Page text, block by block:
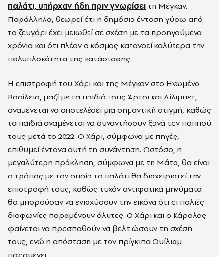
παλάτι, υπήρχαν ήδη πριν γνωρίσει τη Μέγκαν.
Παράλληλα, θεωρεί ότι η δημόσια ένταση γύρω από
το ζευγάρι έχει μειωθεί σε σχέση με τα προηγούμενα
χρόνια και ότι πλέον ο κόσμος κατανοεί καλύτερα την
πολυπλοκότητα της κατάστασης.
Η επιστροφή του Χάρι και της Μέγκαν στο Ηνωμένο
Βασίλειο, μαζί με τα παιδιά τους Άρτσι και Λίλιμπετ,
αναμένεται να αποτελέσει μια σημαντική στιγμή, καθώς
τα παιδιά αναμένεται να συναντήσουν ξανά τον παππού
τους μετά το 2022. Ο Χάρι, σύμφωνα με πηγές,
επιθυμεί έντονα αυτή τη συνάντηση. Ωστόσο, η
μεγαλύτερη πρόκληση, σύμφωνα με τη Μάτα, θα είναι
ο τρόπος με τον οποίο το παλάτι θα διαχειριστεί την
επιστροφή τους, καθώς τυχόν αντιφατικά μηνύματα
θα μπορούσαν να ενισχύσουν την εικόνα ότι οι παλιές
διαφωνίες παραμένουν άλυτες. Ο Χάρι και ο Κάρολος
φαίνεται να προσπαθούν να βελτιώσουν τη σχέση
τους, ενώ η απόσταση με τον πρίγκιπα Ουίλιαμ
παραμένει.